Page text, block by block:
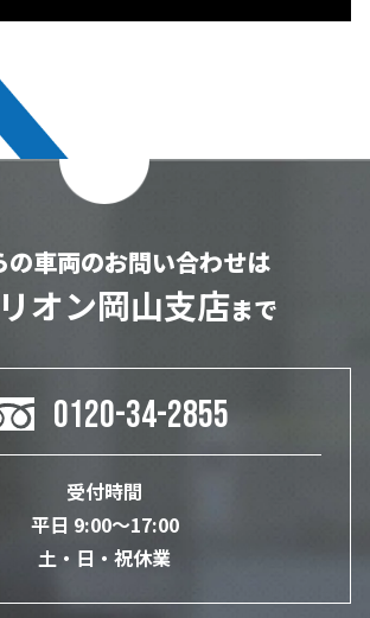
の車両のお問い合わせは
オン岡山支店まで
0120-34-2855
受付時間
平日 9:00～17:00
土・日・祝休業